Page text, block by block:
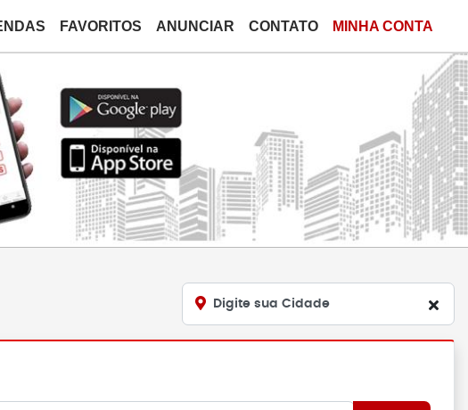
FAVORITOS ANUNCIAR CONTATO MINHA CONTA
Digite sua Cidade